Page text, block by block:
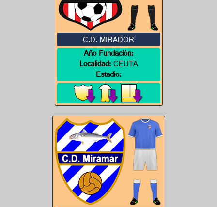
C.D. MIRADOR
Año Fundación:
Localidad:CEUTA
Estadio: